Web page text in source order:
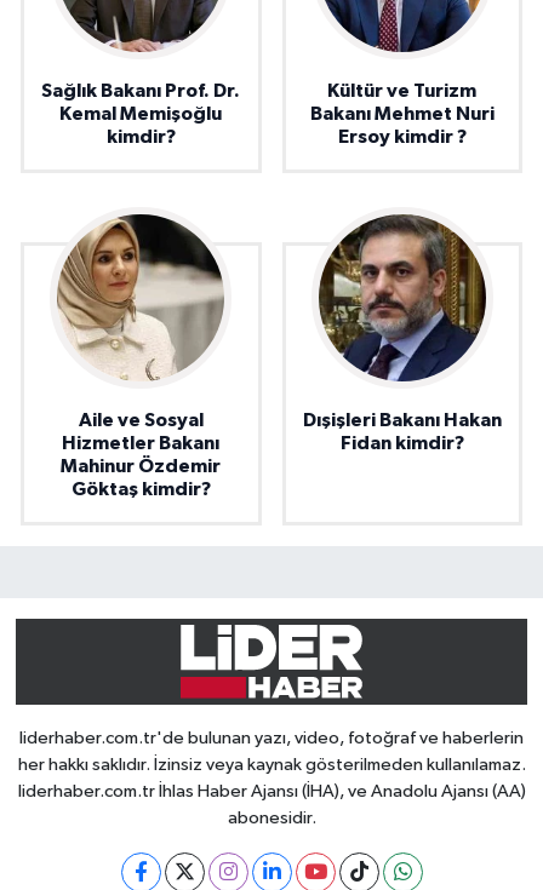
Sağlık Bakanı Prof. Dr.
Kemal Memişoğlu
kimdir?
Kültür ve Turizm
Bakanı Mehmet Nuri
Ersoy kimdir ?
Aile ve Sosyal
Hizmetler Bakanı
Mahinur Özdemir
Göktaş kimdir?
Dışişleri Bakanı Hakan
Fidan kimdir?
liderhaber.com.tr'de bulunan yazı, video, fotoğraf ve haberlerin
her hakkı saklıdır. İzinsiz veya kaynak gösterilmeden kullanılamaz.
liderhaber.com.tr İhlas Haber Ajansı (İHA), ve Anadolu Ajansı (AA)
abonesidir.